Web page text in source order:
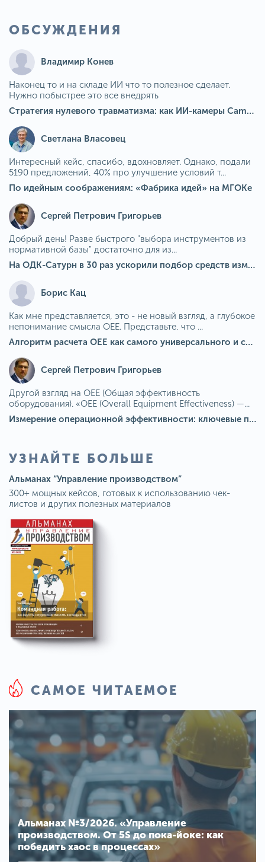
ОБСУЖДЕНИЯ
Владимир Конев
Наконец то и на складе ИИ что то полезное сделает.
Нужно побыстрее это все внедрять
Стратегия нулевого травматизма: как ИИ-камеры Camkord снижают риск наезда на пешехода при работе на погрузчике
Светлана Власовец
Интересный кейс, спасибо, вдохновляет. Однако, подали
5190 предложений, 40% про улучшение условий т...
По идейным соображениям: «Фабрика идей» на МГОКе
Сергей Петрович Григорьев
Добрый день! Разве быстрого "выбора инструментов из
нормативной базы" достаточно для из...
На ОДК-Сатурн в 30 раз ускорили подбор средств измерения для контроля качества продукции
Борис Кац
Как мне представляется, это - не новый взгляд, а глубокое
непонимание смысла OEE. Представьте, что ...
Алгоритм расчета ОЕЕ как самого универсального и современного показателя эффективности оборудования в мире
Сергей Петрович Григорьев
Другой взгляд на OEE (Общая эффективность
оборудования). «OEE (Overall Equipment Effectiveness) —...
Измерение операционной эффективности: ключевые показатели для непрерывного совершенствования
УЗНАЙТЕ БОЛЬШЕ
Альманах “Управление производством”
300+ мощных кейсов, готовых к использованию чек-
листов и других полезных материалов
САМОЕ ЧИТАЕМОЕ
Альманах №3/2026. «Управление
производством. От 5S до пока-йоке: как
победить хаос в процессах»